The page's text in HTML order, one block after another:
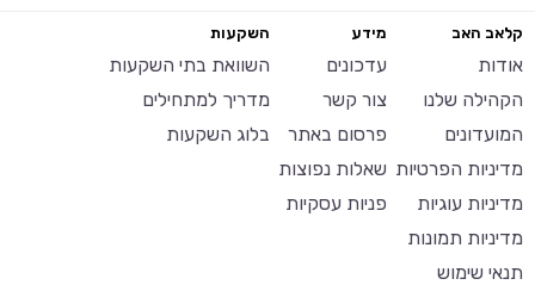
קלאב האב
אודות
הקהילה שלנו
המועדונים
מדיניות הפרטיות
מדיניות עוגיות
מדיניות תמונות
תנאי שימוש
מידע
עדכונים
צור קשר
פרסום באתר
שאלות נפוצות
פניות עסקיות
השקעות
השוואת בתי השקעות
מדריך למתחילים
בלוג השקעות